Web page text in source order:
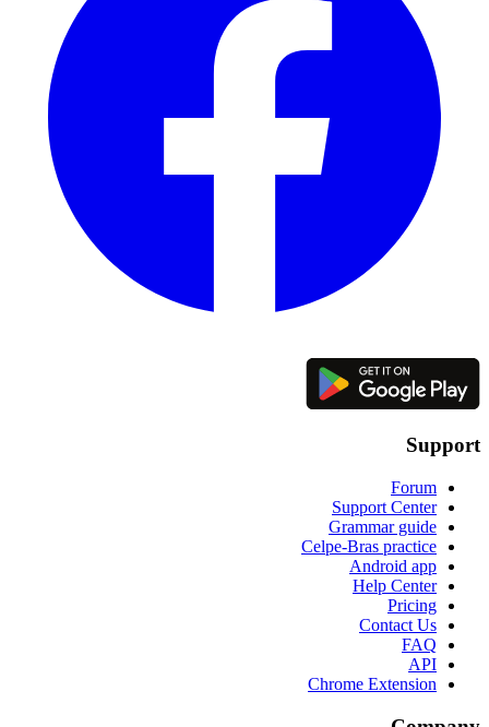
Support
Forum
Support Center
Grammar guide
Celpe-Bras practice
Android app
Help Center
Pricing
Contact Us
FAQ
API
Chrome Extension